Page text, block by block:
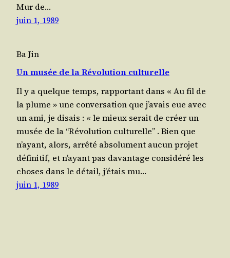
Mur de…
juin 1, 1989
Ba Jin
Un musée de la Révolution culturelle
Il y a quelque temps, rap­por­tant dans « Au fil de
la plume » une conver­sa­tion que j’a­vais eue avec
un ami, je disais : « le mieux serait de créer un
musée de la “Révo­lu­tion cultu­relle” . Bien que
n’ayant, alors, arrê­té abso­lu­ment aucun pro­jet
défi­ni­tif, et n’ayant pas davan­tage consi­dé­ré les
choses dans le détail, j’é­tais mu…
juin 1, 1989